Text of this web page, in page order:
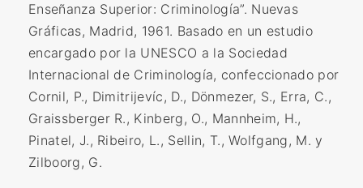
Enseñanza Superior: Criminología”. Nuevas
Gráficas, Madrid, 1961. Basado en un estudio
encargado por la UNESCO a la Sociedad
Internacional de Criminología, confeccionado por
Cornil, P., Dimitrijevíc, D., Dönmezer, S., Erra, C.,
Graissberger R., Kinberg, O., Mannheim, H.,
Pinatel, J., Ribeiro, L., Sellin, T., Wolfgang, M. y
Zilboorg, G.